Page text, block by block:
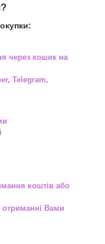
через кошик на
Telegram,
коштів або
отриманні Вами